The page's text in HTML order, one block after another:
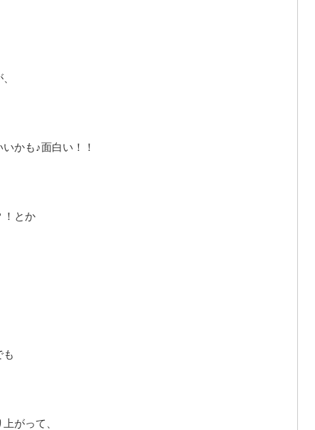
かも♪面白い！！
！とか
も
がって、